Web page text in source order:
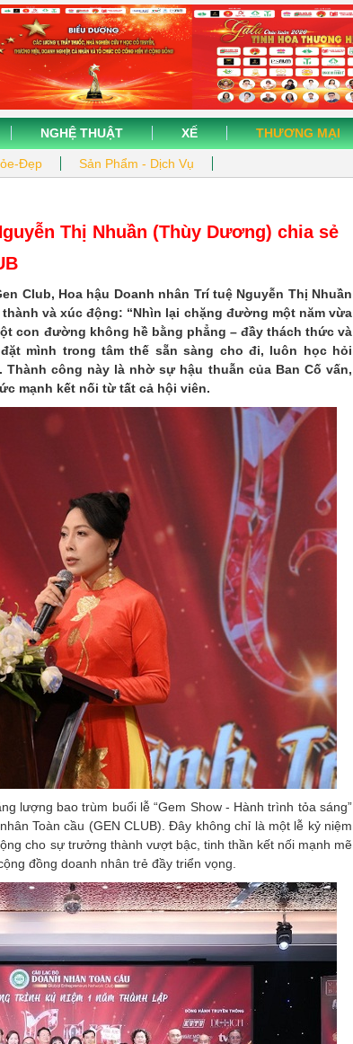
NGHỆ THUẬT XẾ THƯƠNG MẠI
Đẹp Sản Phẩm - Dịch Vụ
Thị Nhuần (Thùy Dương) chia sẻ
Club, Hoa hậu Doanh nhân Trí tuệ Nguyễn Thị Nhuần
và xúc động: “Nhìn lại chặng đường một năm vừa
con đường không hề bằng phẳng – đầy thách thức và
mình trong tâm thế sẵn sàng cho đi, luôn học hỏi
công này là nhờ sự hậu thuẫn của Ban Cố vấn,
mạnh kết nối từ tất cả hội viên.
lượng bao trùm buổi lễ “Gem Show - Hành trình tỏa sáng”
Toàn cầu (GEN CLUB). Đây không chỉ là một lễ kỷ niệm
cho sự trưởng thành vượt bậc, tinh thần kết nối mạnh mẽ
đồng doanh nhân trẻ đầy triển vọng.